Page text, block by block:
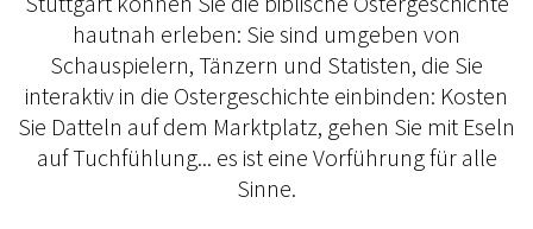
hautnah erleben: Sie sind umgeben von
Schauspielern, Tänzern und Statisten, die Sie
interaktiv in die Ostergeschichte einbinden: Kosten
Sie Datteln auf dem Marktplatz, gehen Sie mit Eseln
auf Tuchfühlung... es ist eine Vorführung für alle
Sinne.